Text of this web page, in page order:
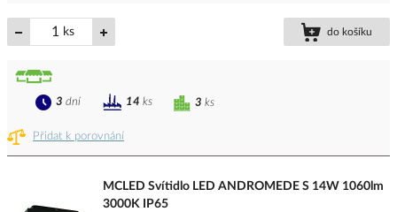
ks do košíku
Přidat k porovnání
3 ks
3 dní 14 ks
MCLED Svítidlo LED ANDROMEDE S 14W 1060lm
3000K IP65